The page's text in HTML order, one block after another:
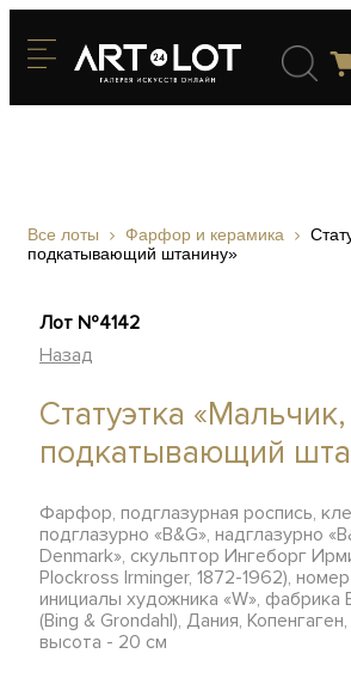
Все лоты Фарфор и керамика
подкатывающий штанину»
Лот №4142
Назад
Статуэтка «Мальчик,
подкатывающий
Фарфор, подглазурная роспись,
подглазурно «B&G», надглазурно
Denmark», скульптор Ингеборг
Plockross Irminger, 1872-1962),
инициалы художника «W», фабрика
(Bing & Grondahl), Дания,
высота - 20 см